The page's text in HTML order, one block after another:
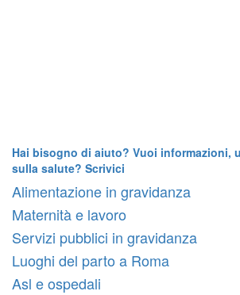
Hai bisogno di aiuto? Vuoi informazioni,
sulla salute? Scrivici
Alimentazione in gravidanza
Maternità e lavoro
Servizi pubblici in gravidanza
Luoghi del parto a Roma
Asl e ospedali